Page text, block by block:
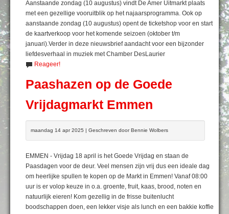
Aanstaande zondag (10 augustus) vindt De Amer Uitmarkt plaats
met een gezellige vooruitblik op het najaarsprogramma. Ook op
aanstaande zondag (10 augustus) opent de ticketshop voor en start
de kaartverkoop voor het komende seizoen (oktober t/m
januari).Verder in deze nieuwsbrief aandacht voor een bijzonder
liefdesverhaal in muziek met Chamber DesLaurier
Reageer!
Paashazen op de Goede
Vrijdagmarkt Emmen
maandag 14 apr 2025 | Geschreven door Bennie Wolbers
EMMEN - Vrijdag 18 april is het Goede Vrijdag en staan de
Paasdagen voor de deur. Veel mensen zijn vrij dus een ideale dag
om heerlijke spullen te kopen op de Markt in Emmen! Vanaf 08:00
uur is er volop keuze in o.a. groente, fruit, kaas, brood, noten en
natuurlijk eieren! Kom gezellig in de frisse buitenlucht
boodschappen doen, een lekker visje als lunch en een bakkie koffie